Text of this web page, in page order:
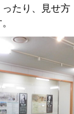
ったり、見せ方